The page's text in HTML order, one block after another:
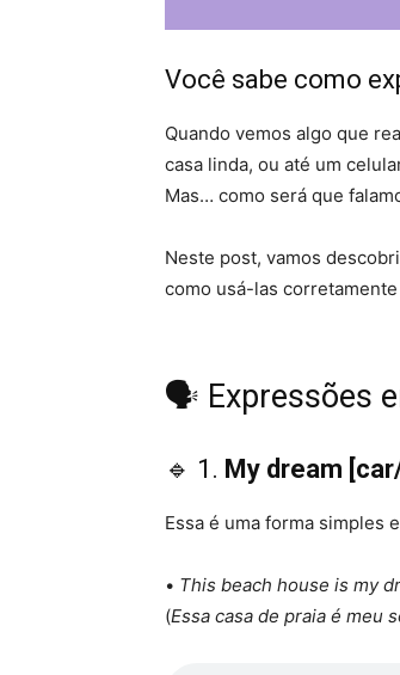
Você sabe como
Quando vemos algo que
casa linda, ou até um
Mas… como será que
Neste post, vamos
como usá-las corretamente
🗣️ Expressões
🔹 1. My dream
Essa é uma forma simples
• This beach house is my
(Essa casa de praia é meu